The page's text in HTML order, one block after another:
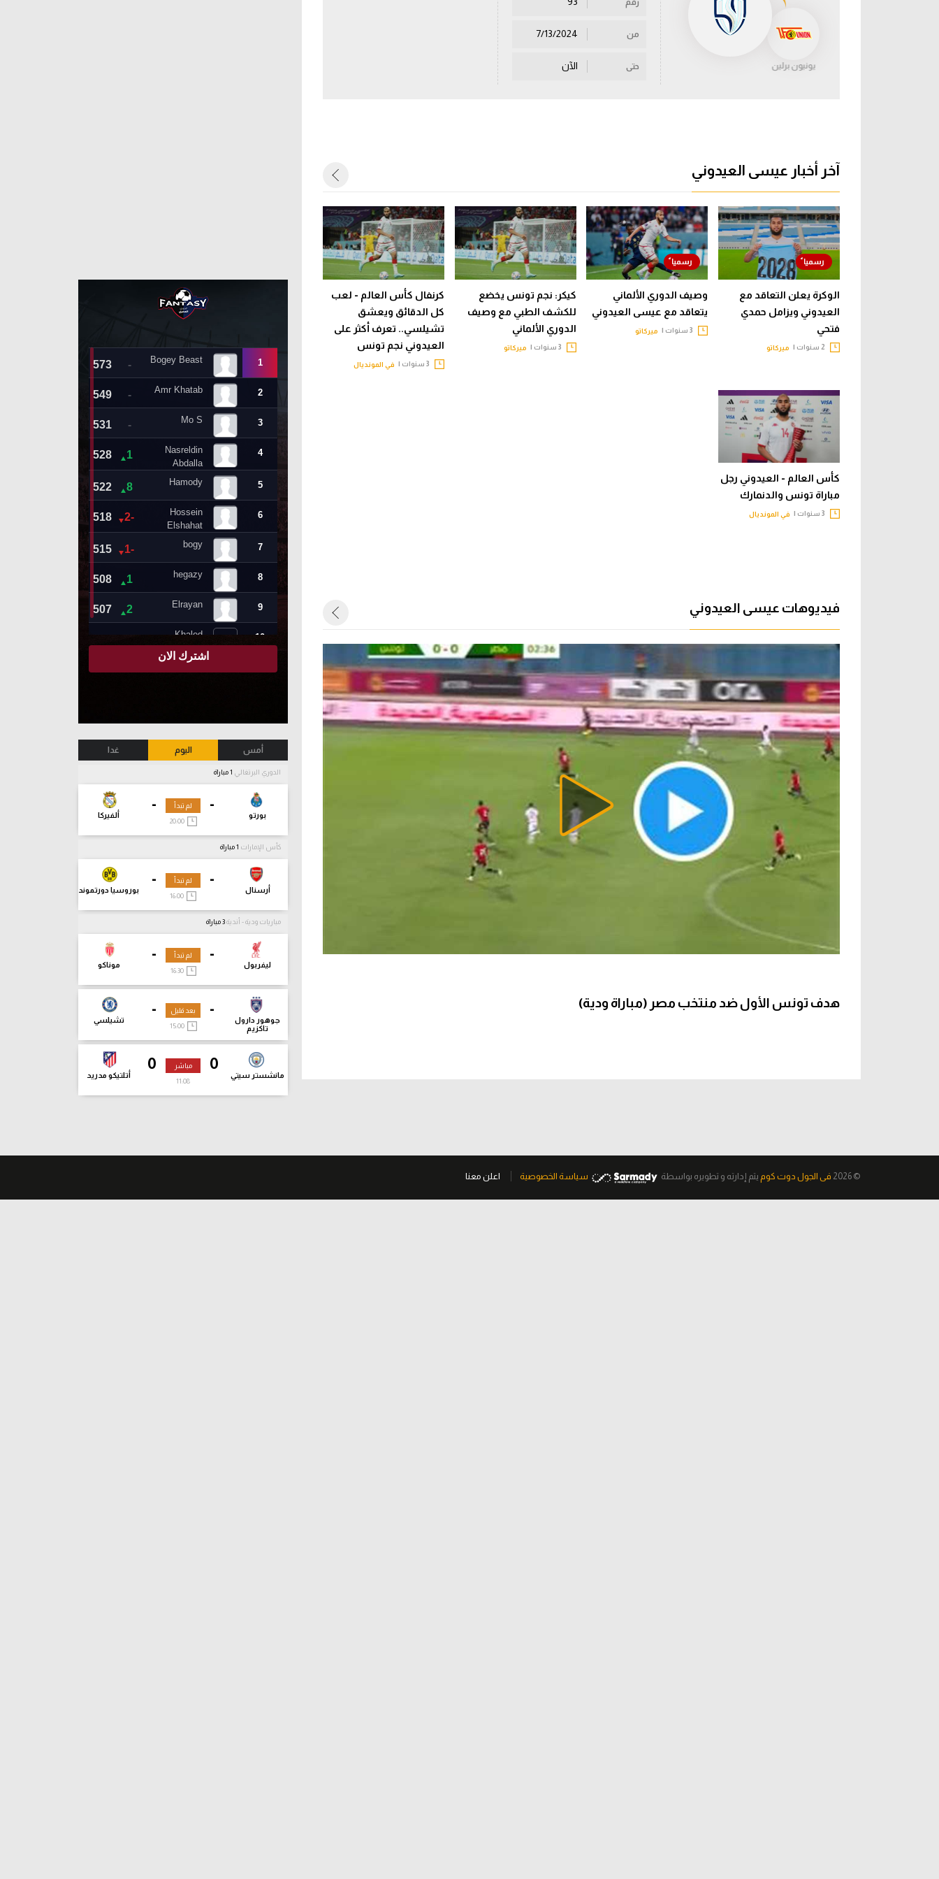
يونيون برلين
رقم
من
حتى الآن
آخر أخبار عيسى العيدوني
الوكرة يعلن التعاقد مع
العيدوني ويزامل حمدي
فتحي
ميركاتو
وصيف الدوري الألماني
يتعاقد مع عيسى العيدوني
ميركاتو
كيكر: نجم تونس يخضع
للكشف الطبي مع وصيف
الدوري الألماني
ميركاتو
كرنفال كأس العالم - لعب
كل الدقائق ويعشق
تشيلسي.. تعرف أكثر على
العيدوني نجم تونس
في المونديال
كأس العالم - العيدوني رجل
مباراة تونس والدنمارك
في المونديال
فيديوهات عيسى العيدوني
هدف تونس الأول ضد منتخب مصر (مباراة ودية)
أمس اليوم غدا
الدوري البرتغالي
-
بورتو
-
ألفيركا
لم تبدأ
20:00
كأس الإمارات
-
أرسنال
-
بوروسيا دورتموند
لم تبدأ
مباريات ودية - أندية
-
ليفربول
-
موناكو
لم تبدأ
16:30
-
جوهور دارول
تاكزيم
-
تشيلسي
بعد قليل
15:00
0
مانشستر سيتي
0
أتلتيكو مدريد
مباشر
11:09
© 2026 فى الجول دوت كوم يتم إدارته و تطويره بواسطة سياسة الخصوصية اعلن معنا